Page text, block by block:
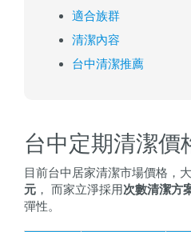
適合族群
清潔內容
台中清潔推薦
台中定期清潔價
目前台中居家清潔市場價格，
元 ， 而家立淨採用次數清潔方
彈性。